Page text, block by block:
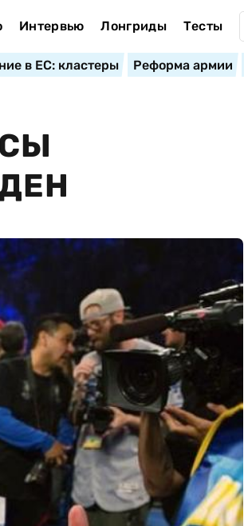
Интервью Лонгриды Тесты
в ЕС: кластеры Реформа армии